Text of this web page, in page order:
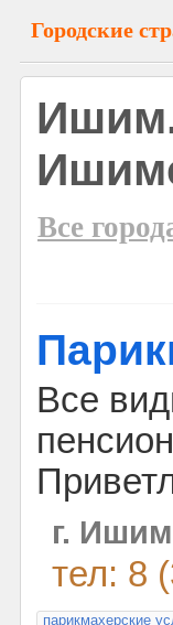
Городские
Все
Все
г.
тел: 8
парикмахерские